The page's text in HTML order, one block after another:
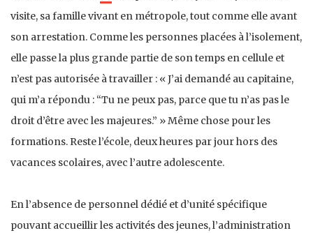
visite, sa famille vivant en métropole, tout comme elle avant
son arrestation. Comme les personnes placées à l’isolement,
elle passe la plus grande partie de son temps en cellule et
n’est pas autorisée à travailler : « J’ai demandé au capitaine,
qui m’a répondu : “Tu ne peux pas, parce que tu n’as pas le
droit d’être avec les majeures.” » Même chose pour les
formations. Reste l’école, deux heures par jour hors des
vacances scolaires, avec l’autre adolescente.
En l’absence de personnel dédié et d’unité spécifique
pouvant accueillir les activités des jeunes, l’administration